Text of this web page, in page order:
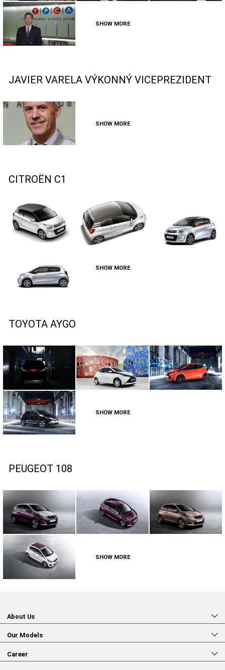
SHOW MORE
JAVIER VARELA VÝKONNÝ VICEPREZIDENT
SHOW MORE
CITROËN C1
SHOW MORE
TOYOTA AYGO
SHOW MORE
PEUGEOT 108
SHOW MORE
About Us
Our Models
Career